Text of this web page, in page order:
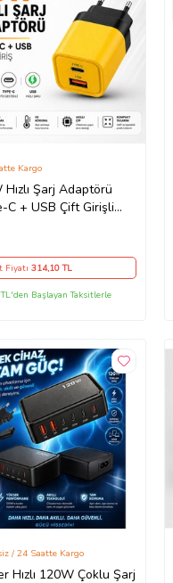
Hızlı Şarj Adaptörü
C + USB Çift Girişli
Kargo
Fiyatı 314,10 TL
Başlayan Taksitlerle
Hızlı 120W Çoklu Şarj
/ 24 Saatte Kargo